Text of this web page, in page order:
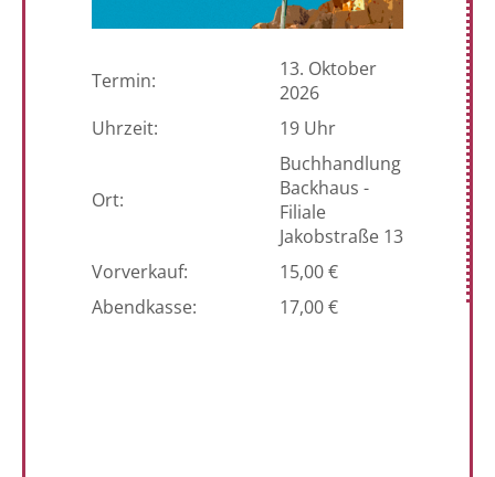
Termin:
13. Oktober
2026
Uhrzeit:
19 Uhr
Ort:
Buchhandlung
Backhaus -
Filiale
Jakobstraße 13
Vorverkauf:
15,00 €
Abendkasse:
17,00 €